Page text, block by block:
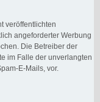
veröffentlichten
angeforderter Werbung
Die Betreiber der
im Falle der unverlangten
E-Mails, vor.